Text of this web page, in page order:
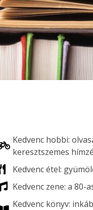
Kedvenc hobbi:
keresztszemes
Kedvenc étel:
Kedvenc zene: a 80-
Kedvenc könyv: